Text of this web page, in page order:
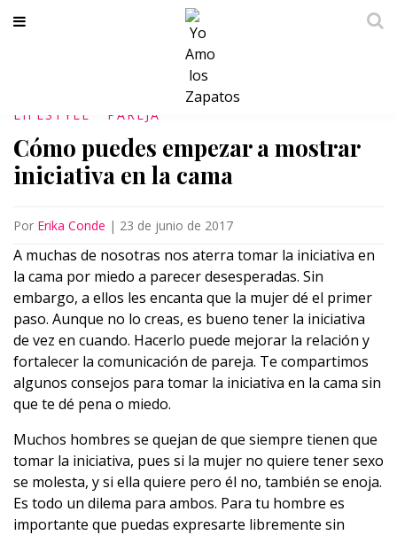
LIFESTYLE PAREJA
Cómo puedes empezar a mostrar
iniciativa en la cama
Por Erika Conde | 23 de junio de 2017
A muchas de nosotras nos aterra tomar la iniciativa en
la cama por miedo a parecer desesperadas. Sin
embargo, a ellos les encanta que la mujer dé el primer
paso. Aunque no lo creas, es bueno tener la iniciativa
de vez en cuando. Hacerlo puede mejorar la relación y
fortalecer la comunicación de pareja. Te compartimos
algunos consejos para tomar la iniciativa en la cama sin
que te dé pena o miedo.
Muchos hombres se quejan de que siempre tienen que
tomar la iniciativa, pues si la mujer no quiere tener sexo
se molesta, y si ella quiere pero él no, también se enoja.
Es todo un dilema para ambos. Para tu hombre es
importante que puedas expresarte libremente sin